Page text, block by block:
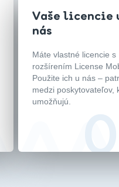
Vaše licencie
nás
Máte vlastné licencie s
rozšírením License
Použite ich u nás –
medzi poskytovateľov,
umožňujú.